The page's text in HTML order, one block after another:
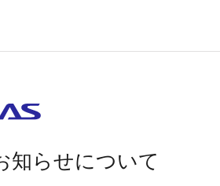
知らせについて